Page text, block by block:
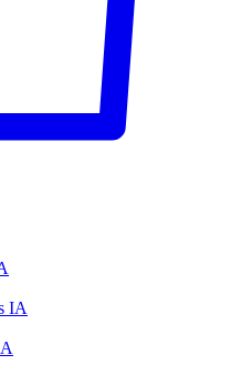
IA